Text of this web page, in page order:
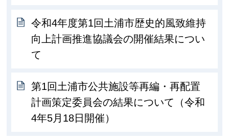
令和4年度第1回土浦市歴史的風致維持
向上計画推進協議会の開催結果につい
て
第1回土浦市公共施設等再編・再配置
計画策定委員会の結果について（令和
4年5月18日開催）